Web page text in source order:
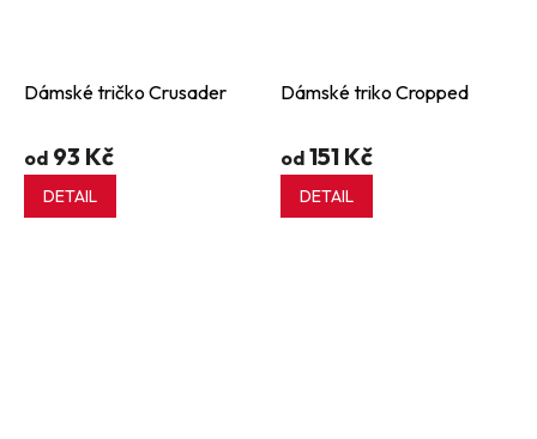
Dámské tričko Crusader
od 93 Kč
DETAIL
Dámské triko Cropped
od 151 Kč
DETAIL